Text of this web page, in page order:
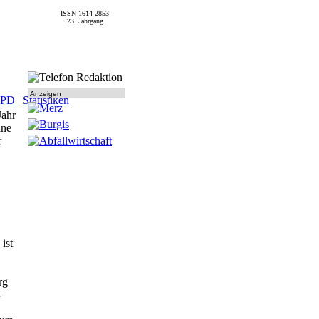
ist
Anzeigen
ISSN 1614-2853
23. Jahrgang
| Statistiken